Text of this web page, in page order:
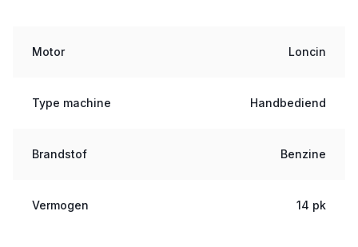
Motor Loncin
Type machine Handbediend
Brandstof Benzine
Vermogen 14 pk